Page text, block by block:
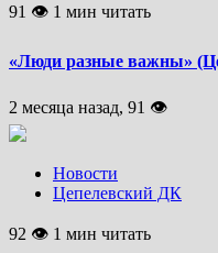
91 👁 1 мин читать
«Люди разные важны»
2 месяца назад, 91 👁
Новости
Цепелевский ДК
92 👁 1 мин читать